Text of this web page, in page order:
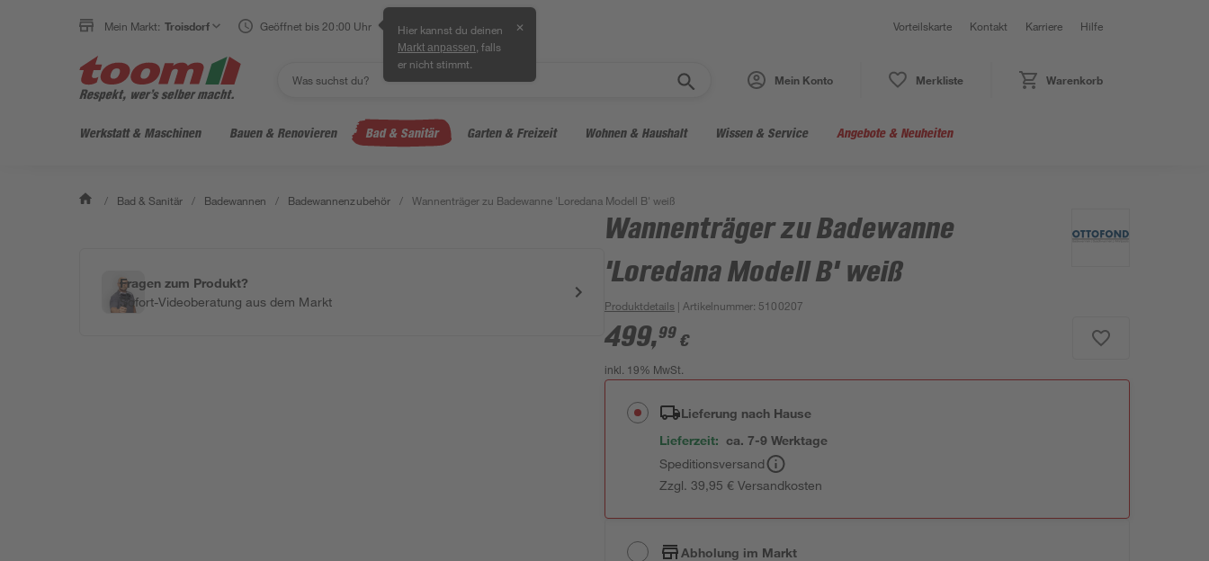
Mein Markt: Troisdorf Geöffnet bis 20:00 Uhr Hier kannst du deinen
Markt anpassen , falls
er nicht stimmt.
✕ Vorteilskarte Kontakt Karriere Hilfe
Mein Konto Merkliste Warenkorb
Werkstatt & Maschinen Bauen & Renovieren Bad & Sanitär Garten & Freizeit Wohnen & Haushalt Wissen & Service Angebote & Neuheiten
/ Bad & Sanitär / Badewannen / Badewannenzubehör / Wannenträger zu Badewanne 'Loredana Modell B' weiß
Fragen zum Produkt?
Sofort-Videoberatung aus dem Markt
Wannenträger zu Badewanne
'Loredana Modell B' weiß
Produktdetails | Artikelnummer: 5100207
499,99 €
inkl. 19% MwSt.
Lieferung nach Hause
Lieferzeit: ca. 7-9 Werktage
Speditionsversand
Zzgl. 39,95 € Versandkosten
Abholung im Markt